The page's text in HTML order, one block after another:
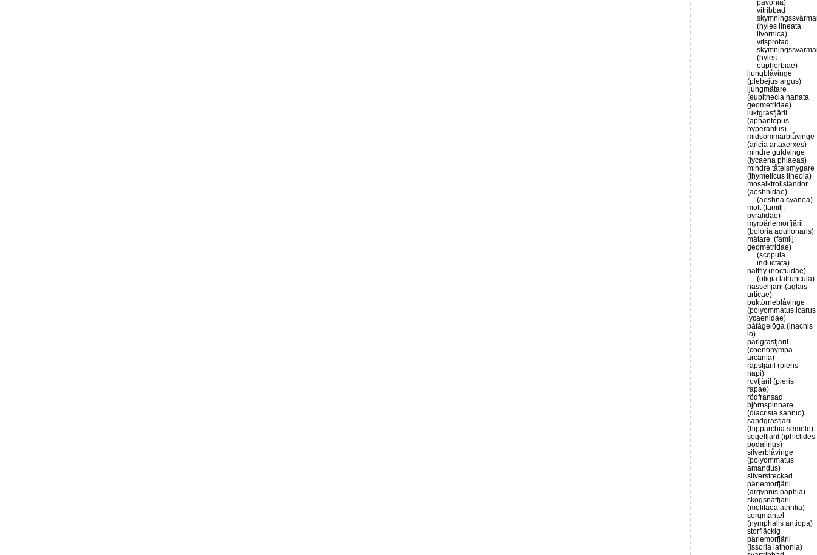
pavonia)
vitribbad
(hyles lineata
livornica)
vitsprötad
(hyles
euphorbiae)
ljungblåvinge
(plebejus argus)
ljungmätare
(eupithecia nanata
geometridae)
luktgräsfjäril
(aphantopus
hyperantus)
midsommarblåvinge
(aricia artaxerxes)
mindre guldvinge
(lycaena phlaeas)
mindre tåtelsmygare
(thymelicus lineola)
mosaiktrollsländor
(aeshnidae)
(aeshna cyanea)
mott (familj:
pyralidae)
myrpärlemorfjäril
(boloria aquilonaris)
mätare. (familj:
geometridae)
(scopula
inductata)
nattfly (noctuidae)
(oligia latruncula)
nässelfjäril (aglais
urticae)
puktörneblåvinge
(polyommatus icarus
lycaenidae)
påfågelöga (inachis
io)
pärlgräsfjäril
(coenonympa
arcania)
rapsfjäril (pieris
napi)
rovfjäril (pieris
rapae)
rödfransad
björnspinnare
(diacrisia sannio)
sandgräsfjäril
(hipparchia semele)
segelfjäril (iphiclides
podalirius)
silverblåvinge
(polyommatus
amandus)
silverstreckad
pärlemorfjäril
(argynnis paphia)
skogsnätfjäril
(melitaea athhlia)
sorgmantel
(nymphalis antiopa)
storfläckig
pärlemorfjäril
(issoria lathonia)